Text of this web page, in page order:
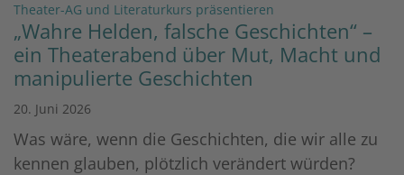
Theater-AG und Literaturkurs präsentieren
„Wahre Helden, falsche Geschichten“ –
ein Theaterabend über Mut, Macht und
manipulierte Geschichten
20. Juni 2026
Was wäre, wenn die Geschichten, die wir alle zu
kennen glauben, plötzlich verändert würden?